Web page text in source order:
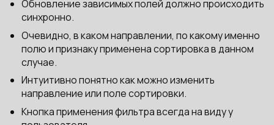
Обновление зависимых полей должно происходить
синхронно.
Очевидно, в каком направлении, по какому именно
полю и признаку применена сортировка в данном
случае.
Интуитивно понятно как можно изменить
направление или поле сортировки.
Кнопка применения фильтра всегда на виду у